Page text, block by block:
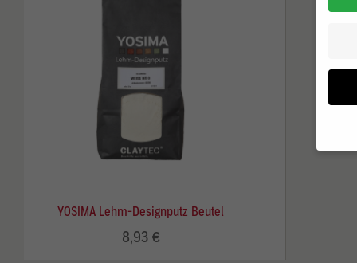
YOSIMA Lehm-Designputz Beutel
8,93 €